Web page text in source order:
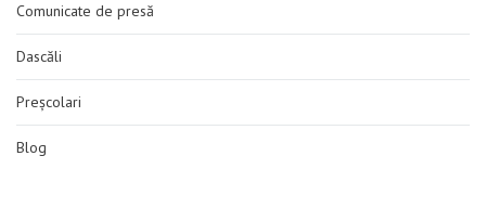
Comunicate de presă
Dascăli
Preșcolari
Blog